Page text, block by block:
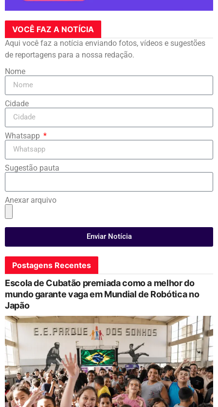
VOCÊ FAZ A NOTÍCIA
Aqui você faz a notícia enviando fotos, vídeos e sugestões
de reportagens para a nossa redação.
Nome
Cidade
Whatsapp
Sugestão pauta
Anexar arquivo
Enviar Notícia
Postagens Recentes
Escola de Cubatão premiada como a melhor do
mundo garante vaga em Mundial de Robótica no
Japão